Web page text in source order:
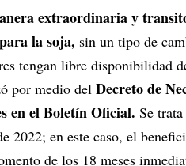
extraordinaria y
la soja, sin un tipo de
tengan libre disponibilidad
por medio del Decreto de
en el Boletín Oficial. Se
2022; en este caso, el
de los 18 meses